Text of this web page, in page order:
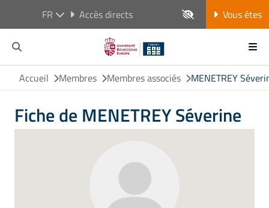
FR Accès directs Vous êtes
Accueil Membres Membres associés MENETREY
Fiche de MENETREY Séverine